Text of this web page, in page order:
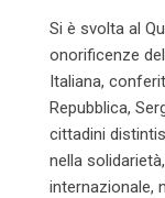
Si è svolta al
onorificenze
Italiana,
Repubblica,
cittadini
nella
internazionale,